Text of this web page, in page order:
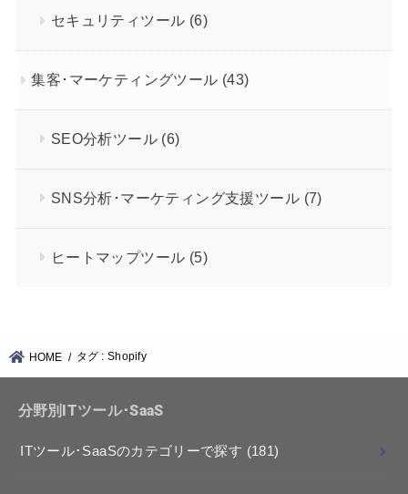
セキュリティツール (6)
集客･マーケティングツール (43)
SEO分析ツール (6)
SNS分析･マーケティング支援ツール (7)
ヒートマップツール (5)
HOME タグ : Shopify
分野別ITツール･SaaS
ITツール･SaaSのカテゴリーで探す (181)